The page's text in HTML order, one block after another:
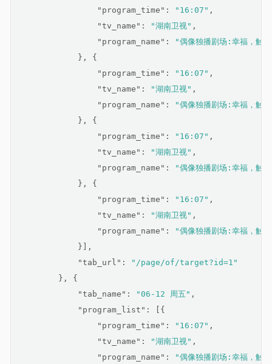
"program_time" : "16:07" ,
"tv_name" : "湖南卫视" ,
"program_name" :
"偶像独播剧场:幸福，触
            }, {
"program_time" : "16:07" ,
"tv_name" : "湖南卫视" ,
"program_name" :
"偶像独播剧场:幸福，触
            }, {
"program_time" : "16:07" ,
"tv_name" : "湖南卫视" ,
"program_name" :
"偶像独播剧场:幸福，触
            }, {
"program_time" : "16:07" ,
"tv_name" : "湖南卫视" ,
"program_name" :
"偶像独播剧场:幸福，触
            }],
"tab_url" :
"/page/of/target?id=1"
        }, {
"tab_name" : "06-12 周五" ,
"program_list" : [{
"program_time" : "16:07" ,
"tv_name" : "湖南卫视" ,
"program_name" :
"偶像独播剧场:幸福，触